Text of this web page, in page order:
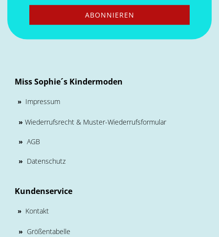
Miss Sophie´s Kindermoden
» Impressum
» Wiederrufsrecht & Muster-Wiederrufsformular
» AGB
» Datenschutz
Kundenservice
» Kontakt
» Größentabelle